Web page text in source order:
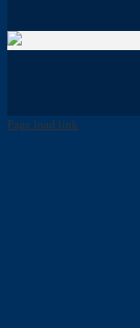
Page load link